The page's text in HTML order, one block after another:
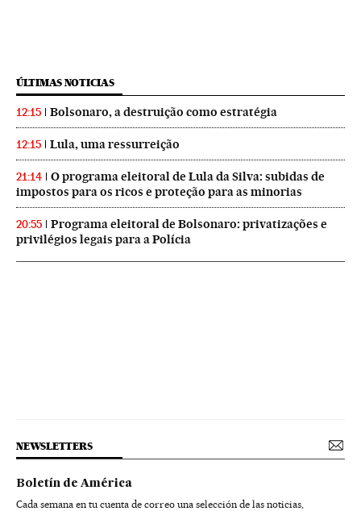
ÚLTIMAS NOTICIAS
12:15 Bolsonaro, a destruição como estratégia
12:15 Lula, uma ressurreição
21:14
O programa eleitoral de Lula da Silva: subidas de
impostos para os ricos e proteção para as minorias
20:55
Programa eleitoral de Bolsonaro: privatizações e
privilégios legais para a Polícia
NEWSLETTERS
Boletín de América
Cada semana en tu cuenta de correo una selección de las noticias,